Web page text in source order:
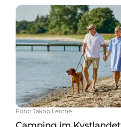
Camping im Kystlandet
Foto: Jakob Lerche